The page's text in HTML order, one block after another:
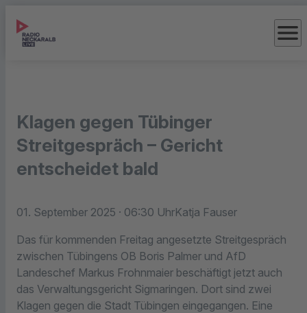
menu
Klagen gegen Tübinger
Streitgespräch – Gericht
entscheidet bald
01. September 2025 · 06:30 UhrKatja Fauser
Das für kommenden Freitag angesetzte Streitgespräch
zwischen Tübingens OB Boris Palmer und AfD
Landeschef Markus Frohnmaier beschäftigt jetzt auch
das Verwaltungsgericht Sigmaringen. Dort sind zwei
Klagen gegen die Stadt Tübingen eingegangen. Eine